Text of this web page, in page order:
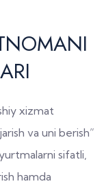
xizmat
va uni berish”
sifatli,
hamda